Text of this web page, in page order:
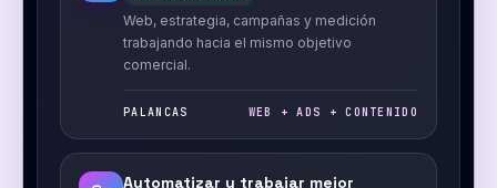
Web, estrategia, campañas y medición
trabajando hacia el mismo objetivo
comercial.
PALANCAS WEB + ADS + CONTENIDO
Automatizar y trabajar mejor